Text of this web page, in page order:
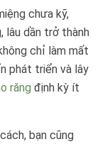
chưa kỹ,
lâu dần trở thành
chỉ làm mất
phát triển và lây
răng định kỳ ít
bạn cũng